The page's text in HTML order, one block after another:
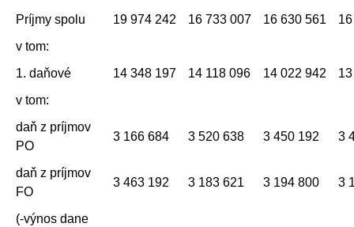
Príjmy spolu 19 974 242 16 733 007 16 630 561
v tom:
1. daňové
14 348 197 14 118 096 14 022 942
v tom:
daň z príjmov
PO
3 166 684 3 520 638 3 450 192 3
daň z príjmov
FO
3 463 192 3 183 621 3 194 800 3
(-výnos dane